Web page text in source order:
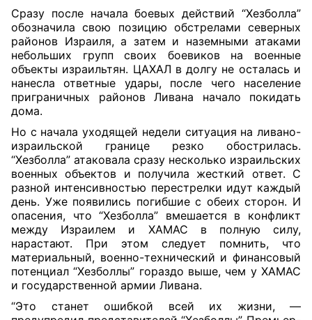
Сразу после начала боевых действий “Хезболла”
обозначила свою позицию обстрелами северных
районов Израиля, а затем и наземными атаками
небольших групп своих боевиков на военные
объекты израильтян. ЦАХАЛ в долгу не осталась и
нанесла ответные удары, после чего население
приграничных районов Ливана начало покидать
дома.
Но с начала уходящей недели ситуация на ливано-
израильской границе резко обострилась.
“Хезболла” атаковала сразу несколько израильских
военных объектов и получила жесткий ответ. С
разной интенсивностью перестрелки идут каждый
день. Уже появились погибшие с обеих сторон. И
опасения, что “Хезболла” вмешается в конфликт
между Израилем и ХАМАС в полную силу,
нарастают. При этом следует помнить, что
материальный, военно-технический и финансовый
потенциал “Хезболлы” гораздо выше, чем у ХАМАС
и государственной армии Ливана.
“Это станет ошибкой всей их жизни, —